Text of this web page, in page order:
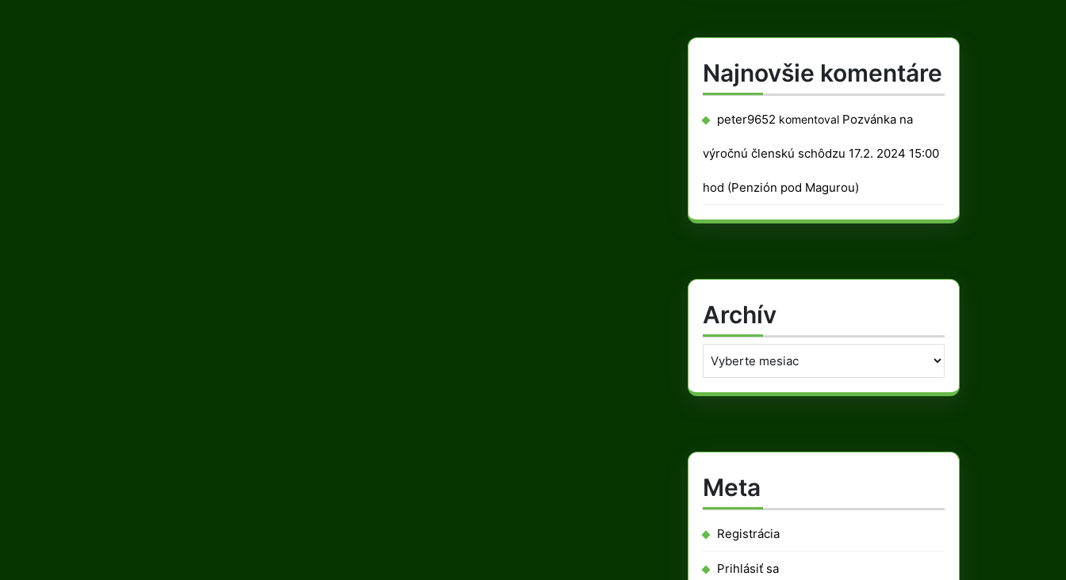
Najnovšie komentáre
peter9652 komentoval Pozvánka na
výročnú členskú schôdzu 17.2. 2024 15:00
hod (Penzión pod Magurou)
Archív
Meta
Registrácia
Prihlásiť sa